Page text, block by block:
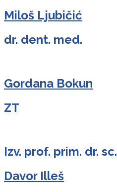
Miloš Ljubičić
dr. dent. med.
Gordana Bokun
ZT
Izv. prof. prim. dr. sc.
Davor Illeš